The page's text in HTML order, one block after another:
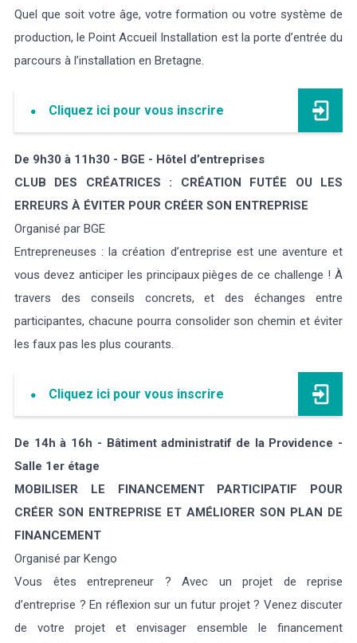
Quel que soit votre âge, votre formation ou votre système de
production, le Point Accueil Installation est la porte d’entrée du
parcours à l’installation en Bretagne.
Cliquez ici pour vous inscrire
De 9h30 à 11h30 - BGE - Hôtel d’entreprises
CLUB DES CRÉATRICES : CRÉATION FUTÉE OU LES
ERREURS À ÉVITER POUR CRÉER SON ENTREPRISE
Organisé par BGE
Entrepreneuses : la création d’entreprise est une aventure et
vous devez anticiper les principaux pièges de ce challenge ! À
travers des conseils concrets, et des échanges entre
participantes, chacune pourra consolider son chemin et éviter
les faux pas les plus courants.
Cliquez ici pour vous inscrire
De 14h à 16h - Bâtiment administratif de la Providence -
Salle 1er étage
MOBILISER LE FINANCEMENT PARTICIPATIF POUR
CRÉER SON ENTREPRISE ET AMÉLIORER SON PLAN DE
FINANCEMENT
Organisé par Kengo
Vous êtes entrepreneur ? Avec un projet de reprise
d’entreprise ? En réflexion sur un futur projet ? Venez discuter
de votre projet et envisager ensemble le financement